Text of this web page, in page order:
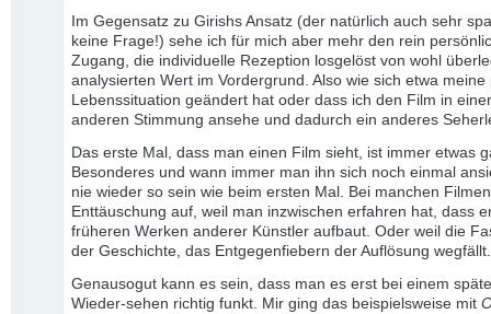
Im Gegensatz zu Girishs Ansatz (der natürlich auch sehr
keine Frage!) sehe ich für mich aber mehr den rein
Zugang, die individuelle Rezeption losgelöst von wohl
analysierten Wert im Vordergrund. Also wie sich etwa meine
Lebenssituation geändert hat oder dass ich den Film in
anderen Stimmung ansehe und dadurch ein anderes
Das erste Mal, dass man einen Film sieht, ist immer etwas
Besonderes und wann immer man ihn sich noch einmal
nie wieder so sein wie beim ersten Mal. Bei manchen
Enttäuschung auf, weil man inzwischen erfahren hat, dass
früheren Werken anderer Künstler aufbaut. Oder weil die
der Geschichte, das Entgegenfiebern der Auflösung wegfällt.
Genausogut kann es sein, dass man es erst bei einem
Wieder-sehen richtig funkt. Mir ging das beispielsweise mit